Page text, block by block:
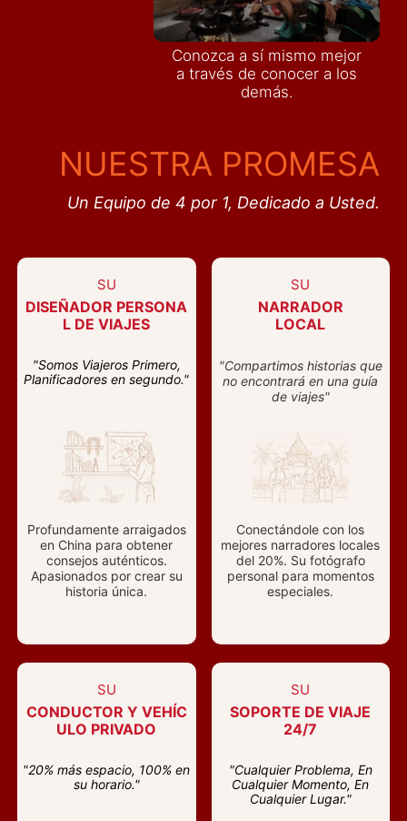
Conozca a sí mismo mejor
a través de conocer a los
demás.
NUESTRA PROMESA
Un Equipo de 4 por 1, Dedicado a Usted.
SU
DISEÑADOR PERSONA
L DE VIAJES
"Somos Viajeros Primero,
Planificadores en segundo."
Profundamente arraigados
en China para obtener
consejos auténticos.
Apasionados por crear su
historia única.
SU
NARRADOR
LOCAL
"Compartimos historias que
no encontrará en una guía
de viajes"
Conectándole con los
mejores narradores locales
del 20%. Su fotógrafo
personal para momentos
especiales.
SU
CONDUCTOR Y VEHÍC
ULO PRIVADO
"20% más espacio, 100% en
su horario."
SU
SOPORTE DE VIAJE
24/7
"Cualquier Problema, En
Cualquier Momento, En
Cualquier Lugar."